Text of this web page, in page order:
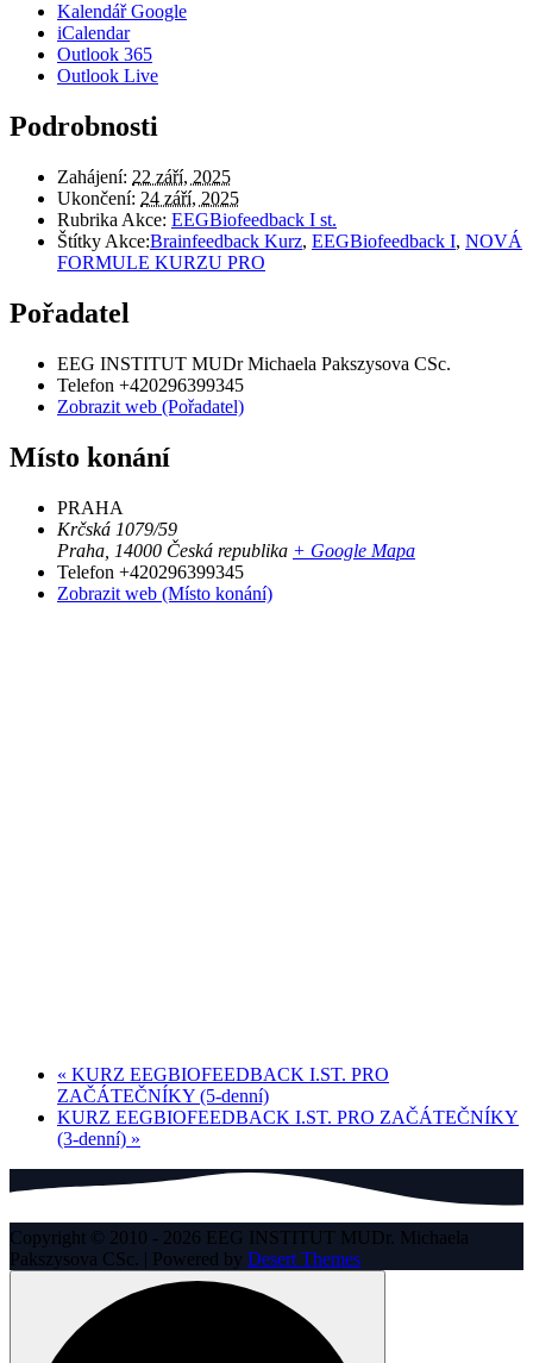
Kalendář Google
iCalendar
Outlook 365
Outlook Live
Podrobnosti
Zahájení: 22 září, 2025
Ukončení: 24 září, 2025
Rubrika Akce: EEGBiofeedback I st.
Štítky Akce:Brainfeedback Kurz, EEGBiofeedback I, NOVÁ
FORMULE KURZU PRO
Pořadatel
EEG INSTITUT MUDr Michaela Pakszysova CSc.
Telefon +420296399345
Zobrazit web (Pořadatel)
Místo konání
PRAHA
Krčská 1079/59
Praha 14000 Česká republika + Google Mapa
Telefon +420296399345
Zobrazit web (Místo konání)
« KURZ EEGBIOFEEDBACK I.ST. PRO
ZAČÁTEČNÍKY (5-denní)
KURZ EEGBIOFEEDBACK I.ST. PRO ZAČÁTEČNÍKY
(3-denní) »
Copyright © 2010 - 2026 EEG INSTITUT MUDr. Michaela
Pakszysova CSc. | Powered by Desert Themes